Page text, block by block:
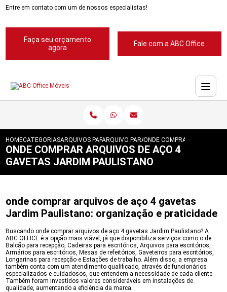
Entre em contato com um de nossos especialistas!
Faça seu orçamento
agora
Fale com a ABC Office
HOMECATEGORIASARQUIVOS PARA ESCRITORIOS
ARQUIVO PARA ESCRITORIOS PASTA
ONDE COMPRAR ARQUIVOS
ONDE COMPRAR ARQUIVOS DE AÇO 4
GAVETAS JARDIM PAULISTANO
onde comprar arquivos de aço 4 gavetas
Jardim Paulistano: organização e praticidade
Buscando onde comprar arquivos de aço 4 gavetas Jardim Paulistano? A
ABC OFFICE é a opção mais viável, já que disponibiliza serviços como o de
Balcão para recepção, Cadeiras para escritórios, Arquivos para escritórios,
Armários para escritórios, Mesas de refeitórios, Gaveteiros para escritórios,
Longarinas para recepção e Estações de trabalho. Além disso, a empresa
também conta com um atendimento qualificado, através de funcionários
especializados e cuidadosos, que entendem a necessidade de cada cliente.
Também foram investidos valores consideráveis em instalações de
qualidade, aumentando a eficiência da marca.